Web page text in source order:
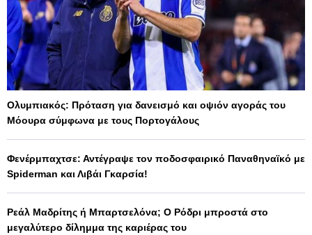
Ολυμπιακός: Πρόταση για δανεισμό και οψιόν αγοράς του
Μόουρα σύμφωνα με τους Πορτογάλους
Φενέρμπαχτσε: Αντέγραψε τον ποδοσφαιρικό Παναθηναϊκό με
Spiderman και Λιβάι Γκαρσία!
Ρεάλ Μαδρίτης ή Μπαρτσελόνα; Ο Ρόδρι μπροστά στο
μεγαλύτερο δίλημμα της καριέρας του